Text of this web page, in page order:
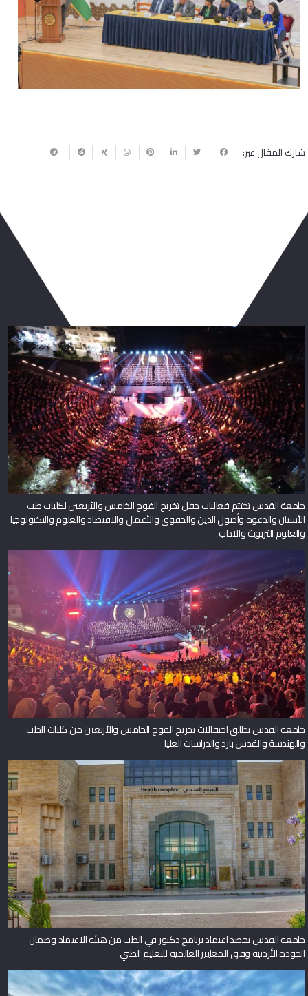
Previous
Next
شارك المقال عبر:
جامعة القدس تختتم فعاليات حفل تخريج الفوج الخامس والأربعين لكليات طب
الأسنان والدعوة وأصول الدين والحقوق والأعمال والاقتصاد والعلوم والتكنولوجيا
والعلوم التربوية والآداب
جامعة القدس تطلق احتفالات تخريج الفوج الخامس والأربعين من كليات الطب
والهندسة والقدس بارد والدراسات العليا
جامعة القدس تحصد اعتماد برنامج دكتور في الطب من هيئة الاعتماد وضمان
الجودة الأردنية وفق المعايير العالمية للتعليم الطبي